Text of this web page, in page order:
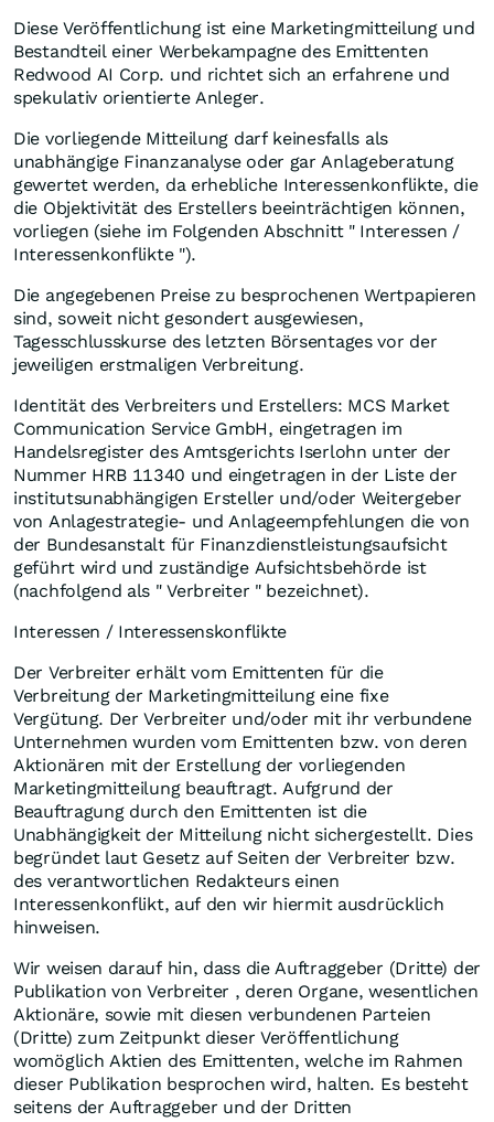
Diese Veröffentlichung ist eine Marketingmitteilung und
Bestandteil einer Werbekampagne des Emittenten
Redwood AI Corp. und richtet sich an erfahrene und
spekulativ orientierte Anleger.
Die vorliegende Mitteilung darf keinesfalls als
unabhängige Finanzanalyse oder gar Anlageberatung
gewertet werden, da erhebliche Interessenkonflikte, die
die Objektivität des Erstellers beeinträchtigen können,
vorliegen (siehe im Folgenden Abschnitt " Interessen /
Interessenkonflikte ").
Die angegebenen Preise zu besprochenen Wertpapieren
sind, soweit nicht gesondert ausgewiesen,
Tagesschlusskurse des letzten Börsentages vor der
jeweiligen erstmaligen Verbreitung.
Identität des Verbreiters und Erstellers: MCS Market
Communication Service GmbH, eingetragen im
Handelsregister des Amtsgerichts Iserlohn unter der
Nummer HRB 11340 und eingetragen in der Liste der
institutsunabhängigen Ersteller und/oder Weitergeber
von Anlagestrategie- und Anlageempfehlungen die von
der Bundesanstalt für Finanzdienstleistungsaufsicht
geführt wird und zuständige Aufsichtsbehörde ist
(nachfolgend als " Verbreiter " bezeichnet).
Interessen / Interessenskonflikte
Der Verbreiter erhält vom Emittenten für die
Verbreitung der Marketingmitteilung eine fixe
Vergütung. Der Verbreiter und/oder mit ihr verbundene
Unternehmen wurden vom Emittenten bzw. von deren
Aktionären mit der Erstellung der vorliegenden
Marketingmitteilung beauftragt. Aufgrund der
Beauftragung durch den Emittenten ist die
Unabhängigkeit der Mitteilung nicht sichergestellt. Dies
begründet laut Gesetz auf Seiten der Verbreiter bzw.
des verantwortlichen Redakteurs einen
Interessenkonflikt, auf den wir hiermit ausdrücklich
hinweisen.
Wir weisen darauf hin, dass die Auftraggeber (Dritte) der
Publikation von Verbreiter , deren Organe, wesentlichen
Aktionäre, sowie mit diesen verbundenen Parteien
(Dritte) zum Zeitpunkt dieser Veröffentlichung
womöglich Aktien des Emittenten, welche im Rahmen
dieser Publikation besprochen wird, halten. Es besteht
seitens der Auftraggeber und der Dritten